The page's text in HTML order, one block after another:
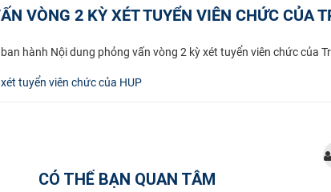
VÒNG 2 KỲ XÉT TUYỂN VIÊN CHỨC CỦA
hành Nội dung phỏng vấn vòng 2 kỳ xét tuyển viên chức của
tuyển viên chức của HUP
CÓ THỂ BẠN QUAN TÂM